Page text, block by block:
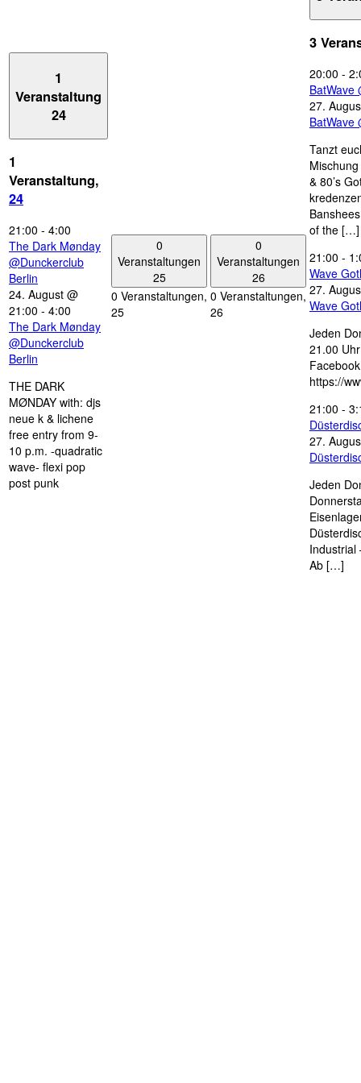
1
Veranstaltung
24
1
Veranstaltung,
24
21:00 - 4:00
The Dark Mønday
@Dunckerclub
Berlin
24. August @
21:00 - 4:00
The Dark Mønday
@Dunckerclub
Berlin
THE DARK
MØNDAY with: djs
neue k & lichene
free entry from 9-
10 p.m. -quadratic
wave- flexi pop
post punk
0
Veranstaltungen
25
0 Veranstaltungen,
25
0
Veranstaltungen
26
0 Veranstaltungen,
26
3
20:00 -
BatWave
27.
BatWave
Tanzt
& 80’s
of the […]
21:00 -
Wave
27.
Wave
Jeden
21.00
https://
21:00 -
27.
Jeden
Industrial
Ab […]